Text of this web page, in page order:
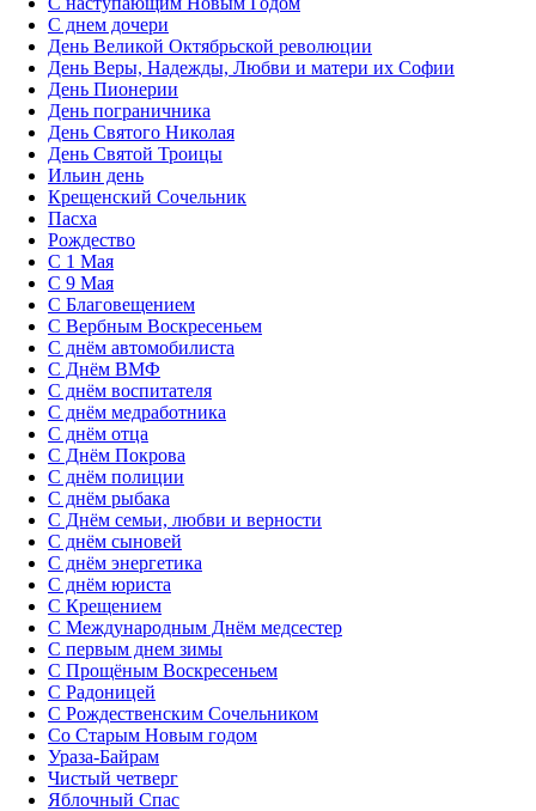
C днем дочери
День Великой Октябрьской революции
День Веры, Надежды, Любви и матери их Софии
День Пионерии
День пограничника
День Святого Николая
День Святой Троицы
Ильин день
Крещенский Сочельник
Пасха
Рождество
С 1 Мая
С 9 Мая
С Благовещением
С Вербным Воскресеньем
С днём автомобилиста
С Днём ВМФ
С днём воспитателя
С днём медработника
С днём отца
С Днём Покрова
С днём полиции
С днём рыбака
С Днём семьи, любви и верности
С днём сыновей
С днём энергетика
С днём юриста
С Крещением
С Международным Днём медсестер
С первым днем зимы
С Прощёным Воскресеньем
С Радоницей
С Рождественским Сочельником
Со Старым Новым годом
Ураза-Байрам
Чистый четверг
Яблочный Спас